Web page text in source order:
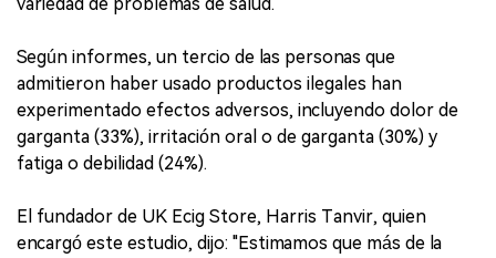
variedad de problemas de salud.
Según informes, un tercio de las personas que
admitieron haber usado productos ilegales han
experimentado efectos adversos, incluyendo dolor de
garganta (33%), irritación oral o de garganta (30%) y
fatiga o debilidad (24%).
El fundador de UK Ecig Store, Harris Tanvir, quien
encargó este estudio, dijo: "Estimamos que más de la